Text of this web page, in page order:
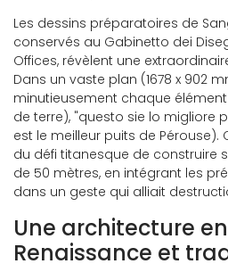
Les dessins préparatoires de
conservés au Gabinetto dei
Offices, révèlent une
Dans un vaste plan (1678 x 902
minutieusement chaque
de terre), "questo sie lo migliore
est le meilleur puits de
du défi titanesque de construire
de 50 mètres, en intégrant les
dans un geste qui alliait
Une architecture
Renaissance et